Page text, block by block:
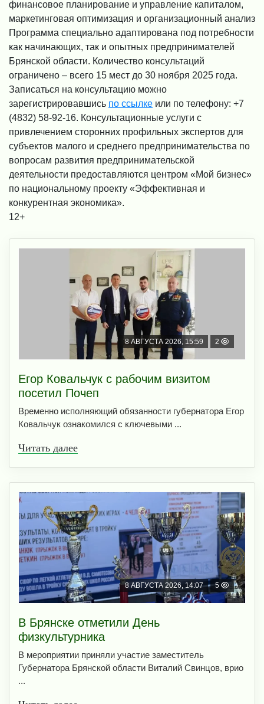
финансовое планирование и управление капиталом,
маркетинговая оптимизация и организационный анализ
Программа специально адаптирована под потребности
как начинающих, так и опытных предпринимателей
Брянской области. Количество консультаций
ограничено – всего 15 мест до 30 ноября 2025 года.
Записаться на консультацию можно
зарегистрировавшись по ссылке или по телефону: +7
(4832) 58-92-16. Консультационные услуги с
привлечением сторонних профильных экспертов для
субъектов малого и среднего предпринимательства по
вопросам развития предпринимательской
деятельности предоставляются центром «Мой бизнес»
по национальному проекту «Эффективная и
конкурентная экономика».
12+
8 АВГУСТА 2026, 15:59 2
Егор Ковальчук с рабочим визитом
посетил Почеп
Временно исполняющий обязанности губернатора Егор
Ковальчук ознакомился с ключевыми ...
Читать далее
8 АВГУСТА 2026, 14:07 5
В Брянске отметили День
физкультурника
В мероприятии приняли участие заместитель
Губернатора Брянской области Виталий Свинцов, врио
...